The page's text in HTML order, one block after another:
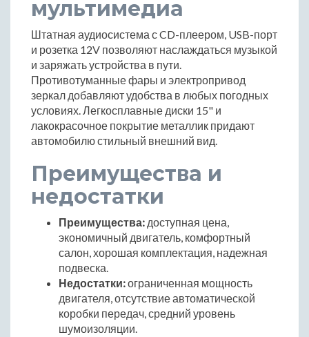
мультимедиа
Штатная аудиосистема с CD-плеером, USB-порт
и розетка 12V позволяют наслаждаться музыкой
и заряжать устройства в пути.
Противотуманные фары и электропривод
зеркал добавляют удобства в любых погодных
условиях. Легкосплавные диски 15" и
лакокрасочное покрытие металлик придают
автомобилю стильный внешний вид.
Преимущества и
недостатки
Преимущества: доступная цена,
экономичный двигатель, комфортный
салон, хорошая комплектация, надежная
подвеска.
Недостатки:ограниченная мощность
двигателя, отсутствие автоматической
коробки передач, средний уровень
шумоизоляции.